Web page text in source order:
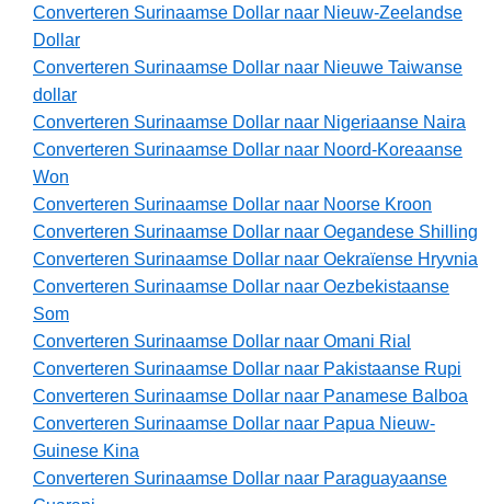
Converteren Surinaamse Dollar naar Nieuw-Zeelandse
Dollar
Converteren Surinaamse Dollar naar Nieuwe Taiwanse
dollar
Converteren Surinaamse Dollar naar Nigeriaanse Naira
Converteren Surinaamse Dollar naar Noord-Koreaanse
Won
Converteren Surinaamse Dollar naar Noorse Kroon
Converteren Surinaamse Dollar naar Oegandese Shilling
Converteren Surinaamse Dollar naar Oekraïense Hryvnia
Converteren Surinaamse Dollar naar Oezbekistaanse
Som
Converteren Surinaamse Dollar naar Omani Rial
Converteren Surinaamse Dollar naar Pakistaanse Rupi
Converteren Surinaamse Dollar naar Panamese Balboa
Converteren Surinaamse Dollar naar Papua Nieuw-
Guinese Kina
Converteren Surinaamse Dollar naar Paraguayaanse